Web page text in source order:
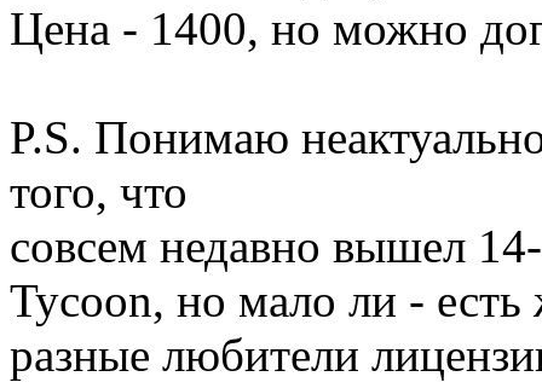
Цена - 1400, но можно
P.S. Понимаю
того, что
совсем недавно вышел
Tycoon, но мало ли -
разные любители